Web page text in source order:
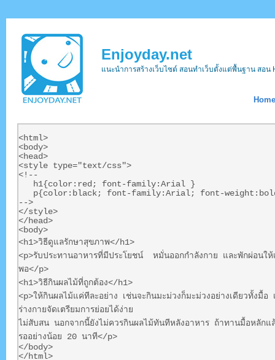
Enjoyday.net
แนะนำการสร้างเว็บไซต์ สอนทำเว็บตั้งแต่พื้นฐาน สอน
Home